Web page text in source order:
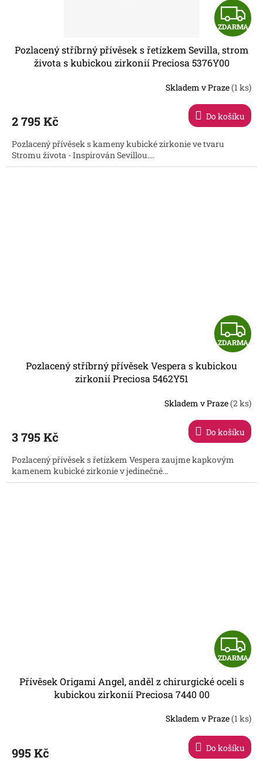
Z
D
R
ZDARMA
Pozlacený stříbrný přívěsek s řetízkem Sevilla, strom
života s kubickou zirkonií Preciosa 5376Y00
Skladem v Praze(1 ks)
2 795 Kč Do košíku
Pozlacený přívěsek s kameny kubické zirkonie ve tvaru
Stromu života - Inspirován Sevillou....
Z
D
R
ZDARMA
Pozlacený stříbrný přívěsek Vespera s kubickou
zirkonií Preciosa 5462Y51
Skladem v Praze(2 ks)
3 795 Kč Do košíku
Pozlacený přívěsek s řetízkem Vespera zaujme kapkovým
kamenem kubické zirkonie v jedinečné...
Z
D
R
ZDARMA
Přívěsek Origami Angel, anděl z chirurgické oceli s
kubickou zirkonií Preciosa 7440 00
Skladem v Praze(1 ks)
995 Kč Do košíku